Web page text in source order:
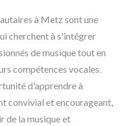
à Metz sont une
cherchent à s'intégrer
de musique tout en
compétences vocales.
d'apprendre à
convivial et encourageant,
de la musique et